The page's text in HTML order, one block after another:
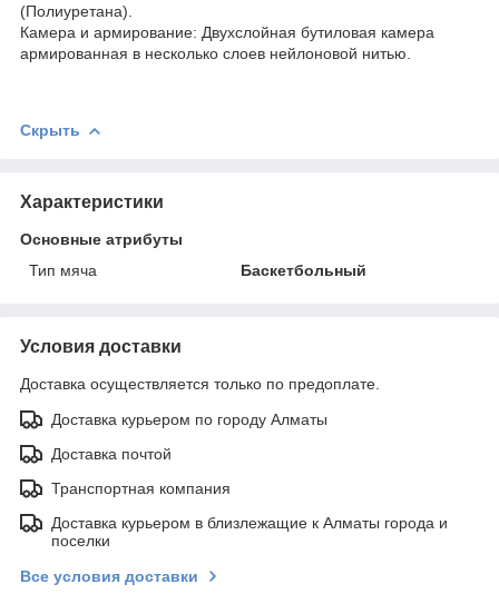
(Полиуретана).
Камера и армирование: Двухслойная бутиловая камера
армированная в несколько слоев нейлоновой нитью.
Скрыть
Характеристики
Основные атрибуты
Тип мяча
Баскетбольный
Условия доставки
Доставка осуществляется только по предоплате.
Доставка курьером по городу Алматы
Доставка почтой
Транспортная компания
Доставка курьером в близлежащие к Алматы города и
поселки
Все условия доставки